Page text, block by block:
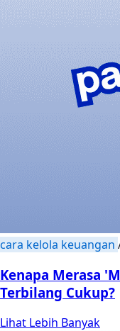
cara kelola keuangan
Kenapa Merasa
Terbilang Cukup?
Lihat Lebih Banyak